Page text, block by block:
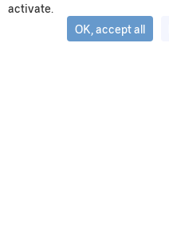
activate.
OK, accept all